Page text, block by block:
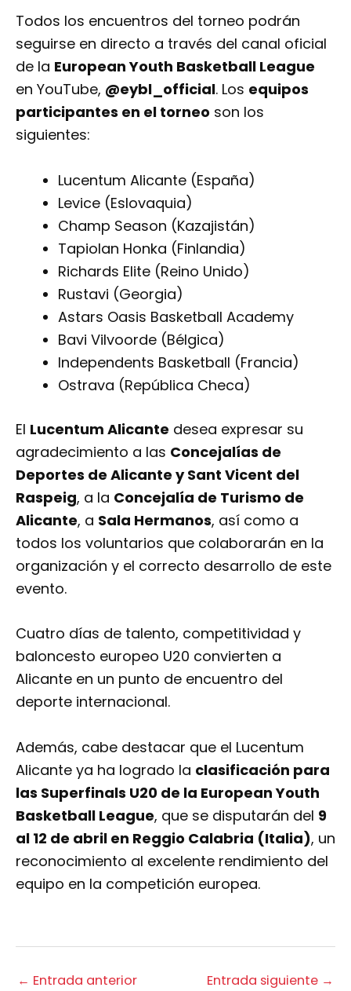
Todos los encuentros del torneo podrán
seguirse en directo a través del canal oficial
de la European Youth Basketball League
en YouTube, @eybl_official. Los equipos
participantes en el torneo son los
siguientes:
Lucentum Alicante (España)
Levice (Eslovaquia)
Champ Season (Kazajistán)
Tapiolan Honka (Finlandia)
Richards Elite (Reino Unido)
Rustavi (Georgia)
Astars Oasis Basketball Academy
Bavi Vilvoorde (Bélgica)
Independents Basketball (Francia)
Ostrava (República Checa)
El Lucentum Alicante desea expresar su
agradecimiento a las Concejalías de
Deportes de Alicante y Sant Vicent del
Raspeig, a la Concejalía de Turismo de
Alicante, a Sala Hermanos, así como a
todos los voluntarios que colaborarán en la
organización y el correcto desarrollo de este
evento.
Cuatro días de talento, competitividad y
baloncesto europeo U20 convierten a
Alicante en un punto de encuentro del
deporte internacional.
Además, cabe destacar que el Lucentum
Alicante ya ha logrado la clasificación para
las Superfinals U20 de la European Youth
Basketball League, que se disputarán del 9
al 12 de abril en Reggio Calabria (Italia), un
reconocimiento al excelente rendimiento del
equipo en la competición europea.
← Entrada anterior Entrada siguiente →